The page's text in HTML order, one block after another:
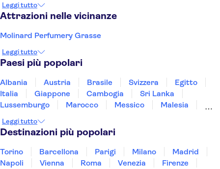
Gassin
Leggi tutto
Attrazioni nelle vicinanze
Molinard Perfumery Grasse
Leggi tutto
Paesi più popolari
Albania Austria Brasile Svizzera
Egitto
Italia
Giappone Cambogia
Sri Lanka
Lussemburgo
Marocco Messico
Malesia
Tunisia
Turchia Vietnam
Leggi tutto
Destinazioni più popolari
Torino Barcellona Parigi Milano
Madrid
Napoli
Vienna Roma Venezia
Firenze